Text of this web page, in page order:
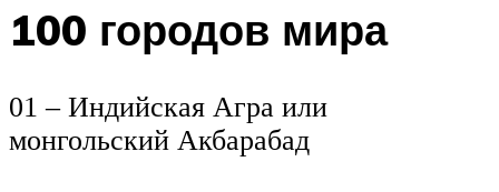
100 городов мира
01 – Индийская Агра или
монгольский Акбарабад